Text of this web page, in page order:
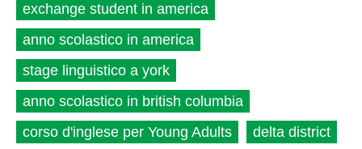
exchange student in america
anno scolastico in america
stage linguistico a york
anno scolastico in british columbia
corso d'inglese per Young Adults
delta district